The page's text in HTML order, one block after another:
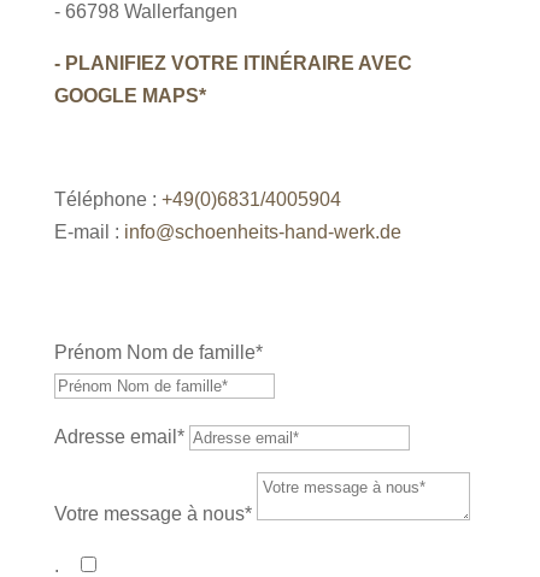
- 66798 Wallerfangen
- PLANIFIEZ VOTRE ITINÉRAIRE AVEC
GOOGLE MAPS*
Téléphone : +49(0)6831/4005904
E-mail : info@schoenheits-hand-werk.de
Prénom Nom de famille*
Adresse email*
Votre message à nous*
.